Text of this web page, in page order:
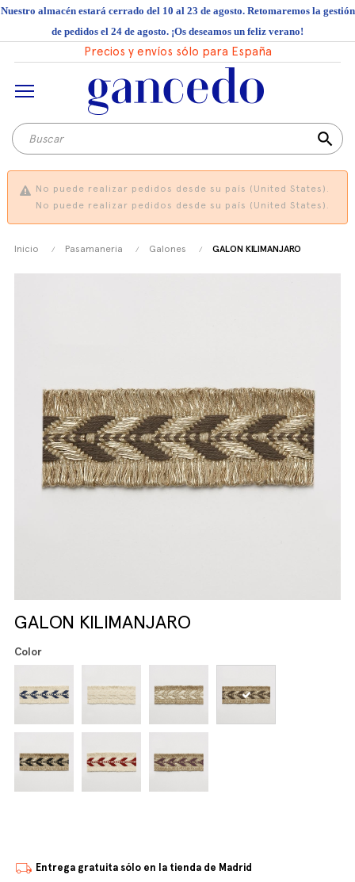
Nuestro almacén estará cerrado del 10 al 23 de agosto. Retomaremos la gestión
de pedidos el 24 de agosto. ¡Os deseamos un feliz verano!
Precios y envíos sólo para España
search
No puede realizar pedidos desde su país (United States).
No puede realizar pedidos desde su país (United States).
Inicio Pasamaneria Galones GALON KILIMANJARO
GALON KILIMANJARO
Color
Entrega gratuita sólo en la tienda de Madrid